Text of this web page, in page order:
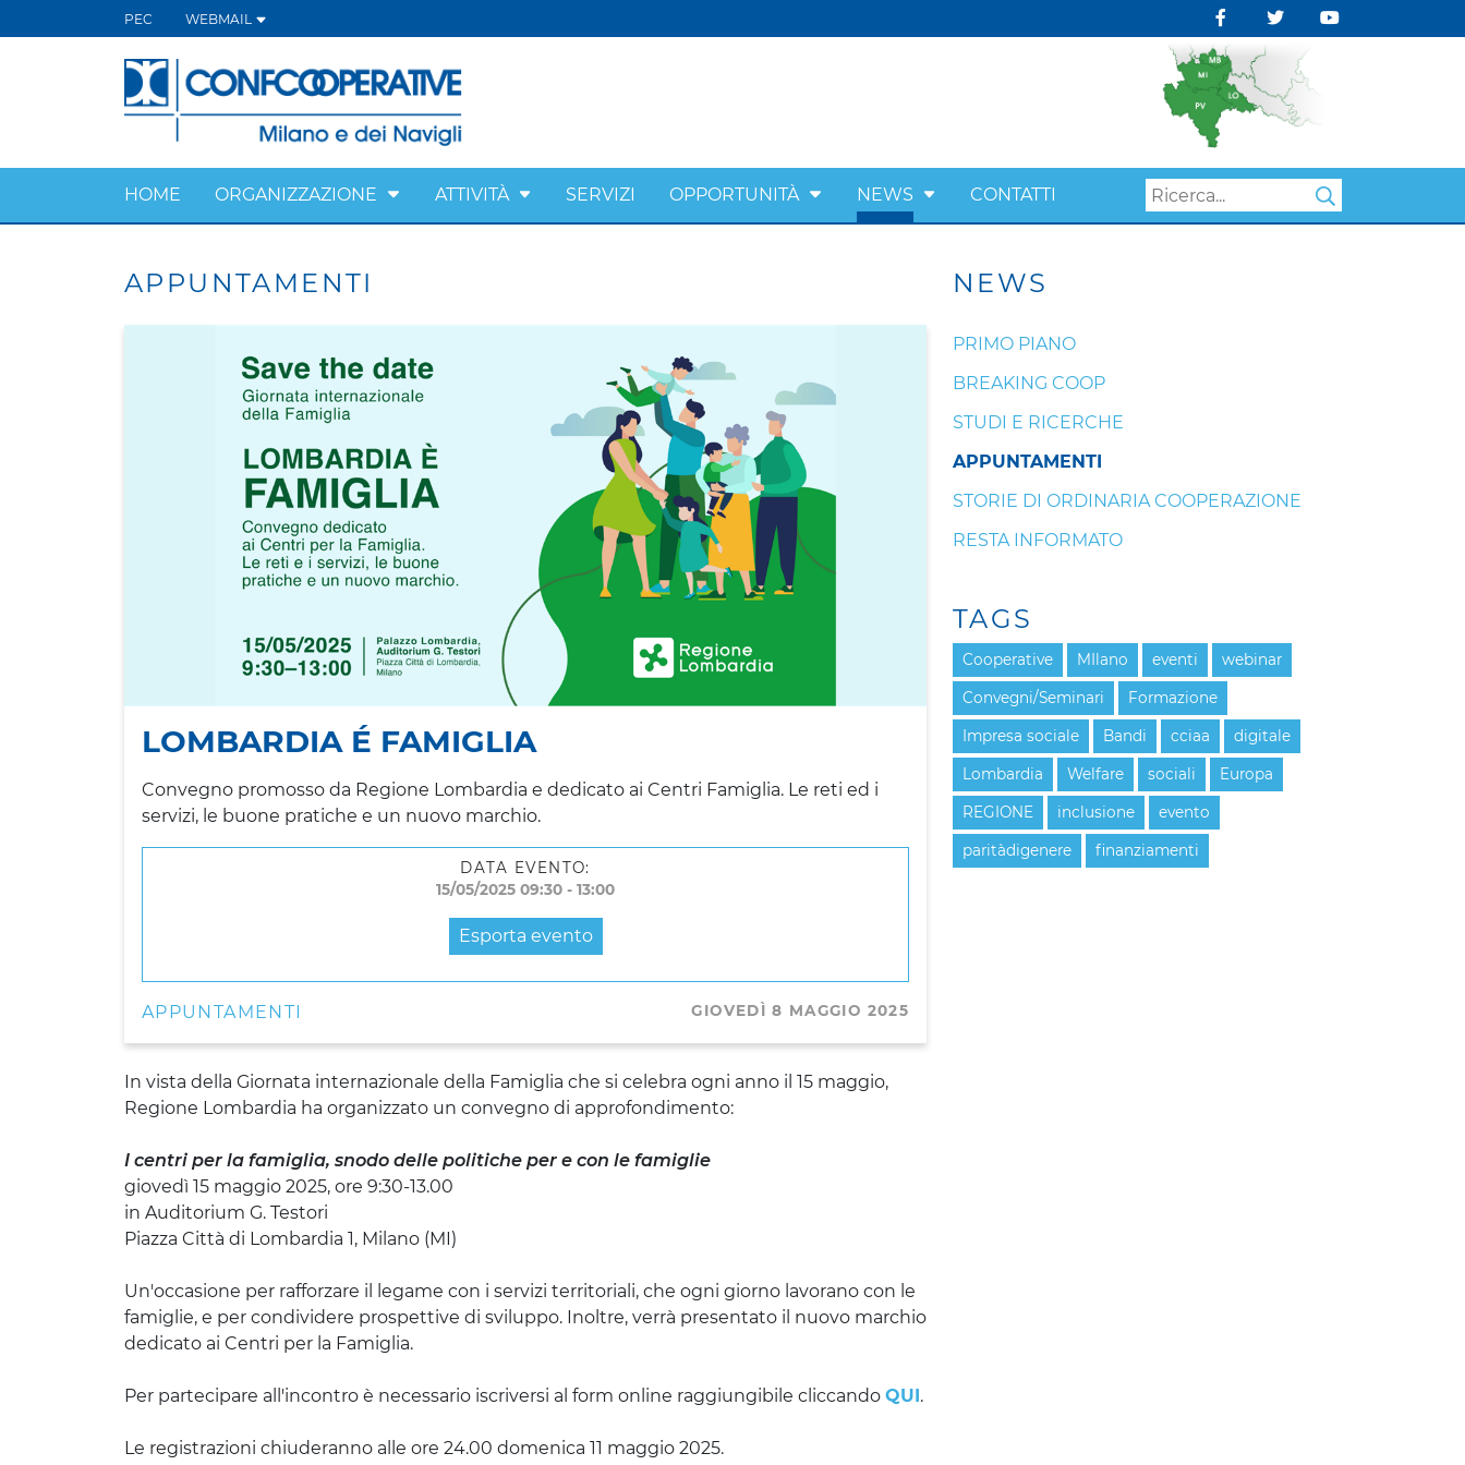
PEC WEBMAIL
HOME ORGANIZZAZIONE ATTIVITÀ SERVIZI OPPORTUNITÀ NEWS CONTATTI
APPUNTAMENTI
LOMBARDIA É FAMIGLIA
Convegno promosso da Regione Lombardia e dedicato ai Centri Famiglia. Le reti ed i
servizi, le buone pratiche e un nuovo marchio.
DATA EVENTO:
15/05/2025 09:30 - 13:00
Esporta evento
APPUNTAMENTI GIOVEDÌ 8 MAGGIO 2025
In vista della Giornata internazionale della Famiglia che si celebra ogni anno il 15 maggio,
Regione Lombardia ha organizzato un convegno di approfondimento:
I centri per la famiglia, snodo delle politiche per e con le famiglie
giovedì 15 maggio 2025, ore 9:30-13.00
in Auditorium G. Testori
Piazza Città di Lombardia 1, Milano (MI)
Un'occasione per rafforzare il legame con i servizi territoriali, che ogni giorno lavorano con le
famiglie, e per condividere prospettive di sviluppo. Inoltre, verrà presentato il nuovo marchio
dedicato ai Centri per la Famiglia.
Per partecipare all'incontro è necessario iscriversi al form online raggiungibile cliccando QUI.
Le registrazioni chiuderanno alle ore 24.00 domenica 11 maggio 2025.
NEWS
PRIMO PIANO
BREAKING COOP
STUDI E RICERCHE
APPUNTAMENTI
STORIE DI ORDINARIA COOPERAZIONE
RESTA INFORMATO
TAGS
Cooperative MIlano eventi webinar
Convegni/Seminari Formazione
Impresa sociale Bandi cciaa digitale
Lombardia Welfare sociali Europa
REGIONE inclusione evento
paritàdigenere finanziamenti